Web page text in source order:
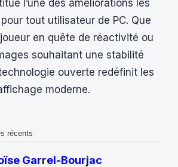
l’une des améliorations les
tout utilisateur de PC. Que
en quête de réactivité ou
souhaitant une stabilité
ouverte redéfinit les
moderne.
récents
Garrel-Bourjac